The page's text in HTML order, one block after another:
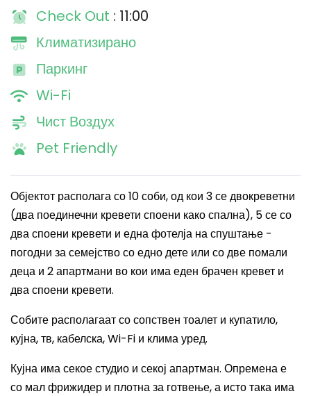
Check Out : 11:00
Климатизирано
Паркинг
Wi-Fi
Чист Воздух
Pet Friendly
Објектот располага со10 соби, од кои 3 се двокреветни
(два поединечни кревети споени како спална), 5 се со
два споени кревети и една фотелја на спуштање -
погодни за семејство со едно дете или со две помали
деца и 2 апартмани во кои има еден брачен кревет и
два споени кревети.
Собите располагаат со сопствен тоалет и купатило,
кујна, тв, кабелска, Wi-Fi и клима уред.
Кујна има секое студио и секој апартман. Опремена е
со мал фрижидер и плотна за готвење, а исто така има